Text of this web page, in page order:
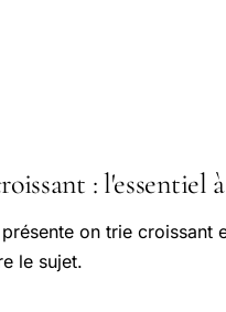
: l'essentiel
on trie croissant
le sujet.